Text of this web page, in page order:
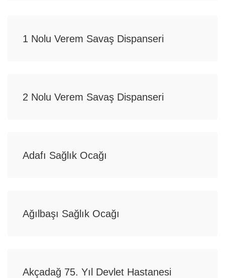
1 Nolu Verem Savaş Dispanseri
2 Nolu Verem Savaş Dispanseri
Adafı Sağlık Ocağı
Ağılbaşı Sağlık Ocağı
Akçadağ 75. Yıl Devlet Hastanesi